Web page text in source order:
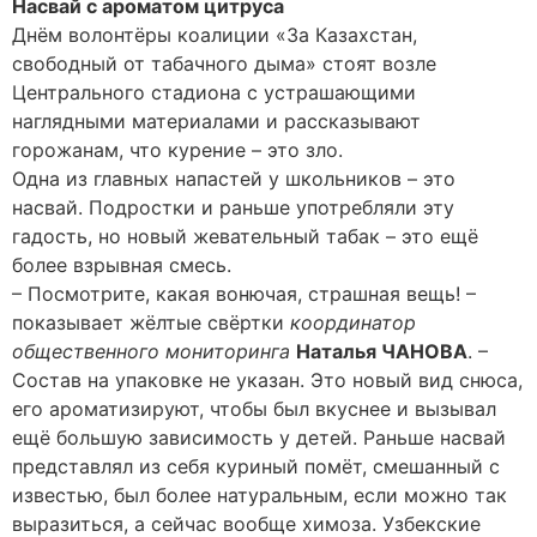
Насвай с ароматом цитруса
Днём волонтёры коалиции «За Казахстан,
свободный от табачного дыма» стоят возле
Центрального стадиона с устрашающими
наглядными материалами и рассказывают
горожанам, что курение – это зло.
Одна из главных напастей у школьников – это
насвай. Подростки и раньше употребляли эту
гадость, но новый жевательный табак – это ещё
более взрывная смесь.
– Посмотрите, какая вонючая, страшная вещь! –
показывает жёлтые свёртки координатор
общественного мониторинга Наталья ЧАНОВА. –
Состав на упаковке не указан. Это новый вид снюса,
его ароматизируют, чтобы был вкуснее и вызывал
ещё большую зависимость у детей. Раньше насвай
представлял из себя куриный помёт, смешанный с
известью, был более натуральным, если можно так
выразиться, а сейчас вообще химоза. Узбекские